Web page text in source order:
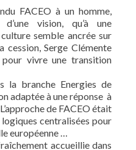
FACEO à un homme,
vision, qu’à une
semble ancrée sur
cession, Serge Clémente
vivre une transition
la branche Energies de
adaptée à une réponse à
de FACEO était
centralisées pour
européenne …
accueillie dans